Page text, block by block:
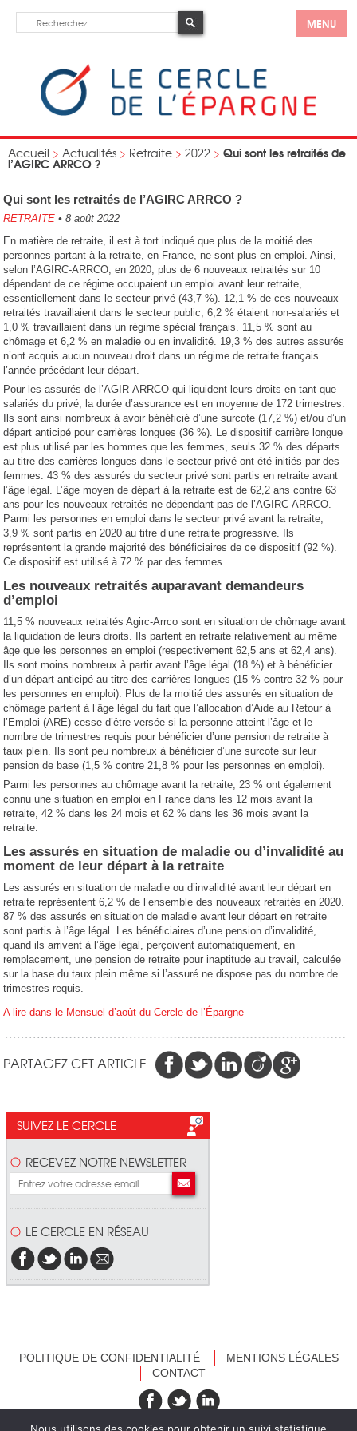
MENU
Accueil > Actualités > Retraite > 2022 > Qui sont les retraités de
l’AGIRC ARRCO ?
Qui sont les retraités de l’AGIRC ARRCO ?
RETRAITE • 8 août 2022
En matière de retraite, il est à tort indiqué que plus de la moitié des
personnes partant à la retraite, en France, ne sont plus en emploi. Ainsi,
selon l’AGIRC-ARRCO, en 2020, plus de 6 nouveaux retraités sur 10
dépendant de ce régime occupaient un emploi avant leur retraite,
essentiellement dans le secteur privé (43,7 %). 12,1 % de ces nouveaux
retraités travaillaient dans le secteur public, 6,2 % étaient non-salariés et
1,0 % travaillaient dans un régime spécial français. 11,5 % sont au
chômage et 6,2 % en maladie ou en invalidité. 19,3 % des autres assurés
n’ont acquis aucun nouveau droit dans un régime de retraite français
l’année précédant leur départ.
Pour les assurés de l’AGIR-ARRCO qui liquident leurs droits en tant que
salariés du privé, la durée d’assurance est en moyenne de 172 trimestres.
Ils sont ainsi nombreux à avoir bénéficié d’une surcote (17,2 %) et/ou d’un
départ anticipé pour carrières longues (36 %). Le dispositif carrière longue
est plus utilisé par les hommes que les femmes, seuls 32 % des départs
au titre des carrières longues dans le secteur privé ont été initiés par des
femmes. 43 % des assurés du secteur privé sont partis en retraite avant
l’âge légal. L’âge moyen de départ à la retraite est de 62,2 ans contre 63
ans pour les nouveaux retraités ne dépendant pas de l’AGIRC-ARRCO.
Parmi les personnes en emploi dans le secteur privé avant la retraite,
3,9 % sont partis en 2020 au titre d’une retraite progressive. Ils
représentent la grande majorité des bénéficiaires de ce dispositif (92 %).
Ce dispositif est utilisé à 72 % par des femmes.
Les nouveaux retraités auparavant demandeurs
d’emploi
11,5 % nouveaux retraités Agirc-Arrco sont en situation de chômage avant
la liquidation de leurs droits. Ils partent en retraite relativement au même
âge que les personnes en emploi (respectivement 62,5 ans et 62,4 ans).
Ils sont moins nombreux à partir avant l’âge légal (18 %) et à bénéficier
d’un départ anticipé au titre des carrières longues (15 % contre 32 % pour
les personnes en emploi). Plus de la moitié des assurés en situation de
chômage partent à l’âge légal du fait que l’allocation d’Aide au Retour à
l’Emploi (ARE) cesse d’être versée si la personne atteint l’âge et le
nombre de trimestres requis pour bénéficier d’une pension de retraite à
taux plein. Ils sont peu nombreux à bénéficier d’une surcote sur leur
pension de base (1,5 % contre 21,8 % pour les personnes en emploi).
Parmi les personnes au chômage avant la retraite, 23 % ont également
connu une situation en emploi en France dans les 12 mois avant la
retraite, 42 % dans les 24 mois et 62 % dans les 36 mois avant la
retraite.
Les assurés en situation de maladie ou d’invalidité au
moment de leur départ à la retraite
Les assurés en situation de maladie ou d’invalidité avant leur départ en
retraite représentent 6,2 % de l’ensemble des nouveaux retraités en 2020.
87 % des assurés en situation de maladie avant leur départ en retraite
sont partis à l’âge légal. Les bénéficiaires d’une pension d’invalidité,
quand ils arrivent à l’âge légal, perçoivent automatiquement, en
remplacement, une pension de retraite pour inaptitude au travail, calculée
sur la base du taux plein même si l’assuré ne dispose pas du nombre de
trimestres requis.
A lire dans le Mensuel d’août du Cercle de l’Épargne
PARTAGEZ CET ARTICLE
SUIVEZ LE CERCLE
RECEVEZ NOTRE NEWSLETTER
LE CERCLE EN RÉSEAU
POLITIQUE DE CONFIDENTIALITÉ
MENTIONS LÉGALES
CONTACT